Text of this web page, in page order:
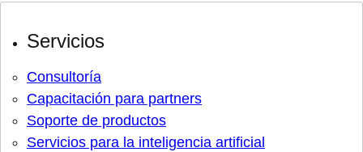
Servicios
Consultoría
Capacitación para partners
Soporte de productos
Servicios para la inteligencia artificial